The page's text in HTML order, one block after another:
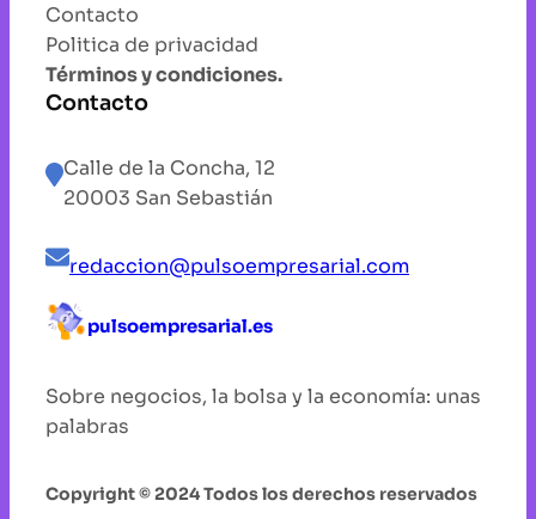
Contacto
Politica de privacidad
Términos y condiciones.
Contacto
Calle de la Concha, 12
20003 San Sebastián
redaccion@pulsoempresarial.com
pulsoempresarial.es
Sobre negocios, la bolsa y la economía: unas
palabras
Copyright © 2024 Todos los derechos reservados